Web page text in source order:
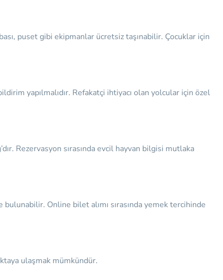
puset gibi ekipmanlar ücretsiz taşınabilir. Çocuklar için
yapılmalıdır. Refakatçi ihtiyacı olan yolcular için özel
Rezervasyon sırasında evcil hayvan bilgisi mutlaka
Online bilet alımı sırasında yemek tercihinde
ulaşmak mümkündür.